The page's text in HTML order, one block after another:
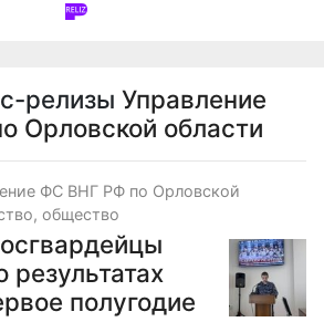
релизы Управление
Орловской области
ФС ВНГ РФ по Орловской
общество
результатах
полугодие